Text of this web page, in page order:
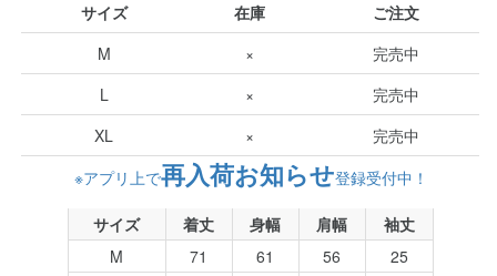
サイズ 在庫
ご注文
M
×
完売中
L
×
完売中
XL
×
完売中
※アプリ上で再入荷お知らせ登録受付中！
サイズ 着丈 身幅 肩幅
袖丈
M
71 61 56
25